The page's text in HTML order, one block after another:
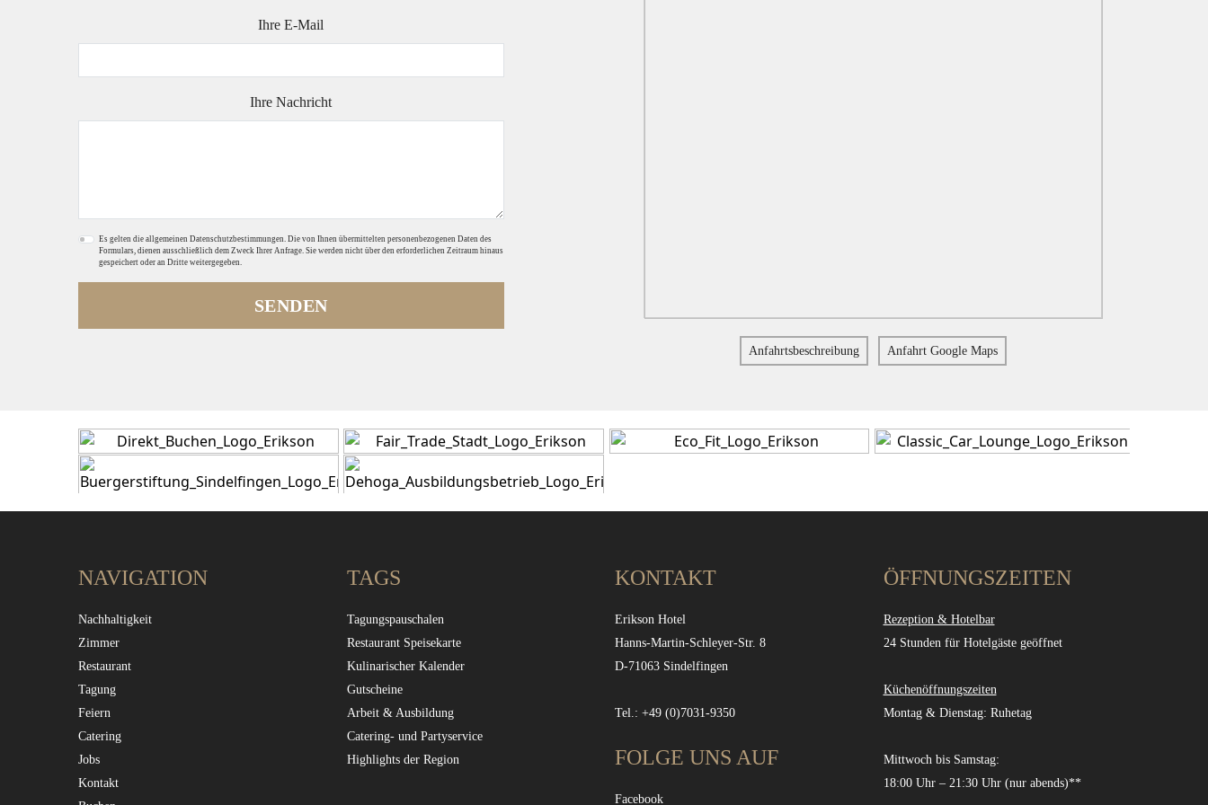
Ihre E-Mail
Ihre Nachricht
Es gelten die allgemeinen Datenschutzbestimmungen. Die von Ihnen übermittelten personenbezogenen Daten des
Formulars, dienen ausschließlich dem Zweck Ihrer Anfrage. Sie werden nicht über den erforderlichen Zeitraum hinaus
gespeichert oder an Dritte weitergegeben.
SENDEN
Anfahrtsbeschreibung Anfahrt Google Maps
NAVIGATION
Nachhaltigkeit
Zimmer
Restaurant
Tagung
Feiern
Catering
Jobs
Kontakt
TAGS
Tagungspauschalen
Restaurant Speisekarte
Kulinarischer Kalender
Gutscheine
Arbeit & Ausbildung
Catering- und Partyservice
Highlights der Region
KONTAKT
Erikson Hotel
Hanns-Martin-Schleyer-Str. 8
D-71063 Sindelfingen
Tel.: +49 (0)7031-9350
FOLGE UNS AUF
Facebook
ÖFFNUNGSZEITEN
Rezeption & Hotelbar
24 Stunden für Hotelgäste geöffnet
Küchenöffnungszeiten
Montag & Dienstag: Ruhetag
Mittwoch bis Samstag:
18:00 Uhr – 21:30 Uhr (nur abends)**